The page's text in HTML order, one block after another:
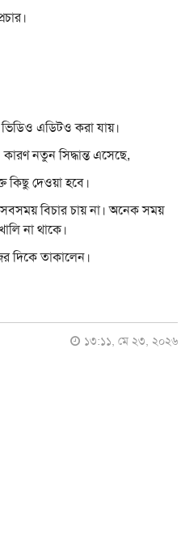
এডিটও করা যায়।
কারণ নতুন সিদ্ধান্ত এসেছে,
কিছু দেওয়া হবে।
বিচার চায় না। অনেক সময়
না থাকে।
দিকে তাকালেন।
১৩:১১, মে ২৩, ২০২৬